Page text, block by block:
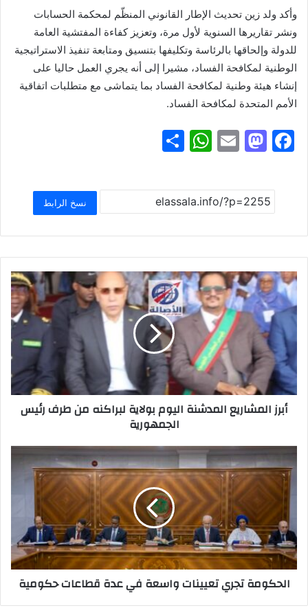
وأكد ولد زين تحديث الإطار القانوني المنظّم لمحكمة الحسابات
ونشر تقاريرها السنوية لأول مرة، وتعزيز كفاءة المفتشية العامة
للدولة وإلحاقها بالرئاسة وتكليفها بتنسيق ومتابعة تنفيذ الاستراتيجية
الوطنية لمكافحة الفساد، مشيرا إلى أنه يجري العمل حاليا على
إنشاء هيئة وطنية لمكافحة الفساد بما يتماشى مع متطلبات اتفاقية
الأمم المتحدة لمكافحة الفساد.
F
c
e
b
o
o
k
M
st
o
d
o
n
E
ai
l
W
at
s
A
p
p
ar
e
نسخ الرابط
أبرز المشاريع المدشنة اليوم بولاية لبراكنه من طرف رئيس
الجمهورية
الحكومة تجري تعيينات واسعة في عدة قطاعات حكومية